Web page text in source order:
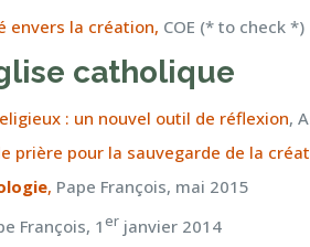
envers la création, COE (* to check *)
catholique
: un nouvel outil de réflexion,
prière pour la sauvegarde de la
, Pape François, mai 2015
François, 1er janvier 2014